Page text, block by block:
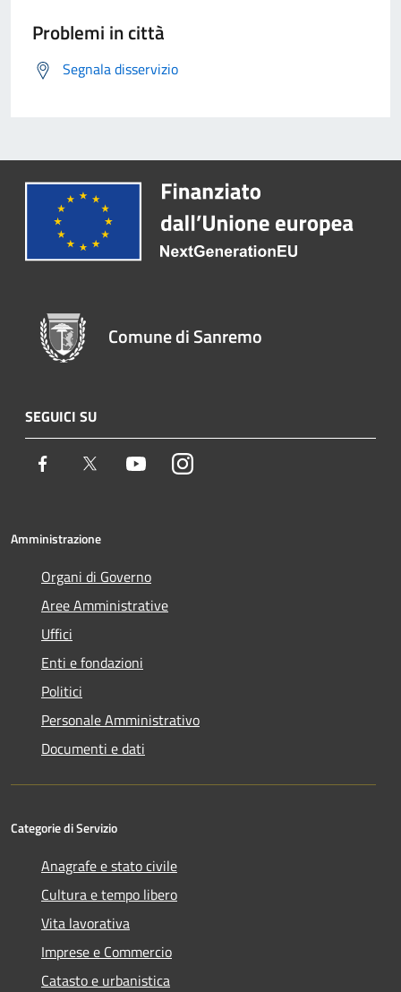
Problemi in città
Segnala disservizio
Comune di Sanremo
SEGUICI SU
Facebook Twitter YoutubeInstagram
Amministrazione
Organi di Governo
Aree Amministrative
Uffici
Enti e fondazioni
Politici
Personale Amministrativo
Documenti e dati
Categorie di Servizio
Anagrafe e stato civile
Cultura e tempo libero
Vita lavorativa
Imprese e Commercio
Catasto e urbanistica